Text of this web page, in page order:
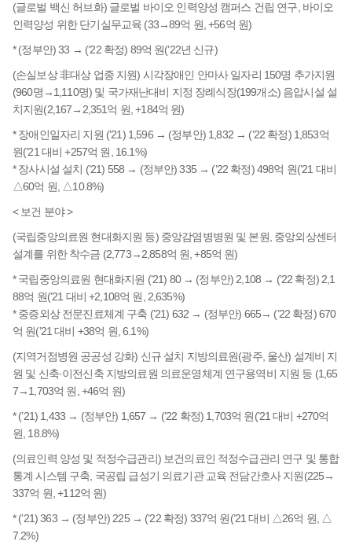
(글로벌 백신 허브화) 글로벌 바이오 인력양성 캠퍼스 건립 연구, 바이오
인력양성 위한 단기실무교육 (33→89억 원, +56억 원)
* (정부안) 33 → (’22 확정) 89억 원(’22년 신규)
(손실보상 非대상 업종 지원) 시각장애인 안마사 일자리 150명 추가지원
(960명→1,110명) 및 국가재난대비 지정 장례식장(199개소) 음압시설 설
치지원(2,167→2,351억 원, +184억 원)
* 장애인일자리 지원 (’21) 1,596 → (정부안) 1,832 → (’22 확정) 1,853억
원(’21 대비 +257억 원, 16.1%)
* 장사시설 설치 (’21) 558 → (정부안) 335 → (’22 확정) 498억 원(’21 대비
△60억 원, △10.8%)
< 보건 분야 >
(국립중앙의료원 현대화지원 등) 중앙감염병병원 및 본원, 중앙외상센터
설계를 위한 착수금 (2,773→2,858억 원, +85억 원)
* 국립중앙의료원 현대화지원 (’21) 80 → (정부안) 2,108 → (’22 확정) 2,1
88억 원(’21 대비 +2,108억 원, 2,635%)
* 중증외상 전문진료체계 구축 (’21) 632 → (정부안) 665→ (’22 확정) 670
억 원(’21 대비 +38억 원, 6.1%)
(지역거점병원 공공성 강화) 신규 설치 지방의료원(광주, 울산) 설계비 지
원 및 신축·이전신축 지방의료원 의료운영체계 연구용역비 지원 등 (1,65
7→1,703억 원, +46억 원)
* (’21) 1,433 → (정부안) 1,657 → (’22 확정) 1,703억 원(’21 대비 +270억
원, 18.8%)
(의료인력 양성 및 적정수급관리) 보건의료인 적정수급관리 연구 및 통합
통계 시스템 구축, 국공립 급성기 의료기관 교육 전담간호사 지원(225→
337억 원, +112억 원)
* (’21) 363 → (정부안) 225 → (’22 확정) 337억 원(’21 대비 △26억 원, △
7.2%)